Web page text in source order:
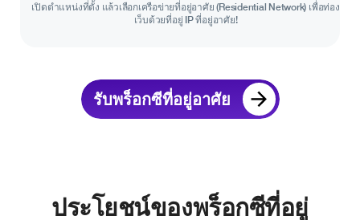
เปิดตำแหน่งที่ตั้ง แล้วเลือกเครือข่ายที่อยู่อาศัย (Residential Network) เพื่อท่อง
เว็บด้วยที่อยู่ IP ที่อยู่อาศัย!
รับพร็อกซีที่อยู่อาศัย
ประโยชน์ของพร็อกซีที่อยู่